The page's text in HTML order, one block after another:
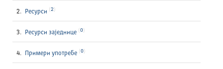
Ресурси 2
Ресурси заједнице 0
Примери употребе 0